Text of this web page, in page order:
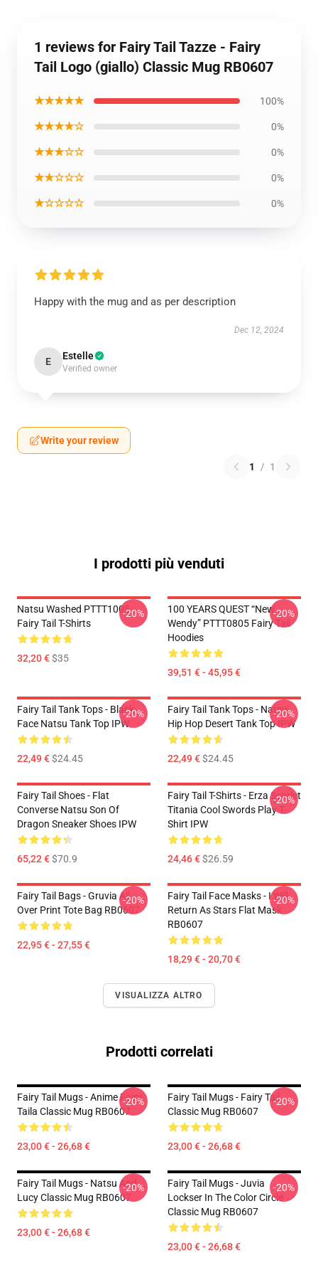
1 reviews for Fairy Tail Tazze - Fairy
Tail Logo (giallo) Classic Mug RB0607
★★★★★ 100%
★★★★☆ 0%
★★★☆☆ 0%
★★☆☆☆ 0%
★☆☆☆☆ 0%
Happy with the mug and as per description
Dec 12, 2024
E Estelle
Verified owner
Write your review
1 / 1
I prodotti più venduti
Natsu Washed PTTT1005
Fairy Tail T-Shirts
32,20 €$35
-20%
100 YEARS QUEST “New
Wendy” PTTT0805 Fairy Tail
Hoodies
39,51 € - 45,95 €
-20%
Fairy Tail Tank Tops - Black
Face Natsu Tank Top IPW
22,49 €$24.45
-20%
Fairy Tail Tank Tops - Natsu
Hip Hop Desert Tank Top IPW
22,49 €$24.45
-20%
Fairy Tail Shoes - Flat
Converse Natsu Son Of
Dragon Sneaker Shoes IPW
65,22 €$70.9
Fairy Tail T-Shirts - Erza Scarlet
Titania Cool Swords Play T-
Shirt IPW
24,46 €$26.59
-20%
Fairy Tail Bags - Gruvia All
Over Print Tote Bag RB0607
22,95 € - 27,55 €
-20%
Fairy Tail Face Masks - I Will
Return As Stars Flat Mask
RB0607
18,29 € - 20,70 €
-20%
VISUALIZZA ALTRO
Prodotti correlati
Fairy Tail Mugs - Anime Fairy
Taila Classic Mug RB0607
23,00 € - 26,68 €
-20%
Fairy Tail Mugs - Fairy Tail
Classic Mug RB0607
23,00 € - 26,68 €
-20%
Fairy Tail Mugs - Natsu And
Lucy Classic Mug RB0607
23,00 € - 26,68 €
-20%
Fairy Tail Mugs - Juvia
Lockser In The Color Circle
Classic Mug RB0607
23,00 € - 26,68 €
-20%